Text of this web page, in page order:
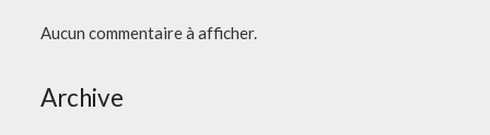
Aucun commentaire à afficher.
Archive